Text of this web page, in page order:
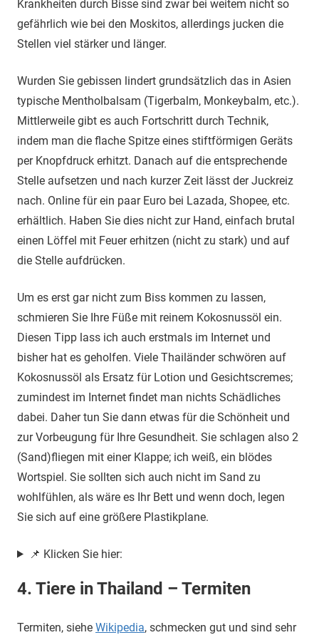
Krankheiten durch Bisse sind zwar bei weitem nicht so
gefährlich wie bei den Moskitos, allerdings jucken die
Stellen viel stärker und länger.
Wurden Sie gebissen lindert grundsätzlich das in Asien
typische Mentholbalsam (Tigerbalm, Monkeybalm, etc.).
Mittlerweile gibt es auch Fortschritt durch Technik,
indem man die flache Spitze eines stiftförmigen Geräts
per Knopfdruck erhitzt. Danach auf die entsprechende
Stelle aufsetzen und nach kurzer Zeit lässt der Juckreiz
nach. Online für ein paar Euro bei Lazada, Shopee, etc.
erhältlich. Haben Sie dies nicht zur Hand, einfach brutal
einen Löffel mit Feuer erhitzen (nicht zu stark) und auf
die Stelle aufdrücken.
Um es erst gar nicht zum Biss kommen zu lassen,
schmieren Sie Ihre Füße mit reinem Kokosnussöl ein.
Diesen Tipp lass ich auch erstmals im Internet und
bisher hat es geholfen. Viele Thailänder schwören auf
Kokosnussöl als Ersatz für Lotion und Gesichtscremes;
zumindest im Internet findet man nichts Schädliches
dabei. Daher tun Sie dann etwas für die Schönheit und
zur Vorbeugung für Ihre Gesundheit. Sie schlagen also 2
(Sand)fliegen mit einer Klappe; ich weiß, ein blödes
Wortspiel. Sie sollten sich auch nicht im Sand zu
wohlfühlen, als wäre es Ihr Bett und wenn doch, legen
Sie sich auf eine größere Plastikplane.
📌 Klicken Sie hier:
4. Tiere in Thailand – Termiten
Termiten, siehe Wikipedia, schmecken gut und sind sehr